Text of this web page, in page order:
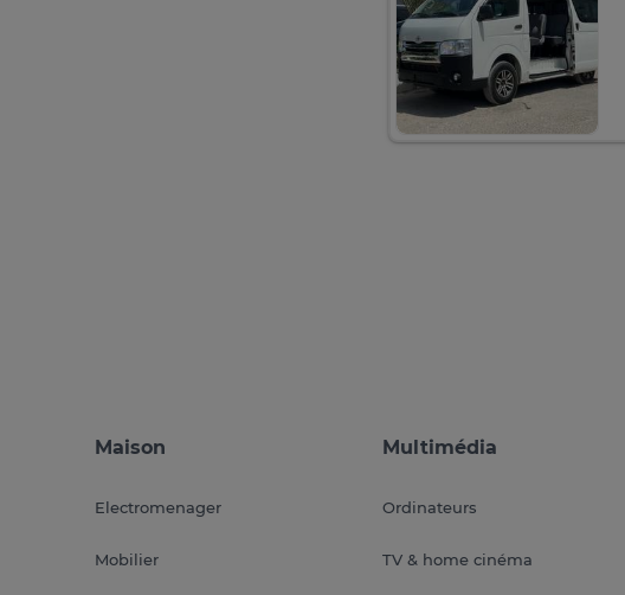
Maison
Electromenager
Mobilier
Multimédia
Ordinateurs
TV & home cinéma